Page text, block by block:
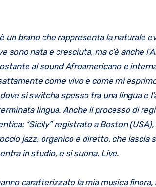
è un brano che rappresenta la naturale
sono nata e cresciuta, ma c’è anche
al sound Afroamericano e
come vivo e come mi
si switcha spesso tra una lingua e
lingua. Anche il processo di
“Sicily” registrato a Boston
jazz, organico e diretto, che lascia
in studio, e si suona. Live.
caratterizzato la mia musica